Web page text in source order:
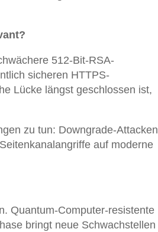
512-Bit-RSA-
sicheren HTTPS-
Lücke längst geschlossen ist,
zu tun: Downgrade-Attacken
auf moderne
Quantum-Computer-resistente
bringt neue Schwachstellen